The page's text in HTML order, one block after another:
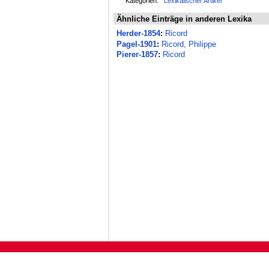
Ähnliche Einträge in anderen Lexika
Herder-1854: Ricord
Pagel-1901: Ricord, Philippe
Pierer-1857: Ricord